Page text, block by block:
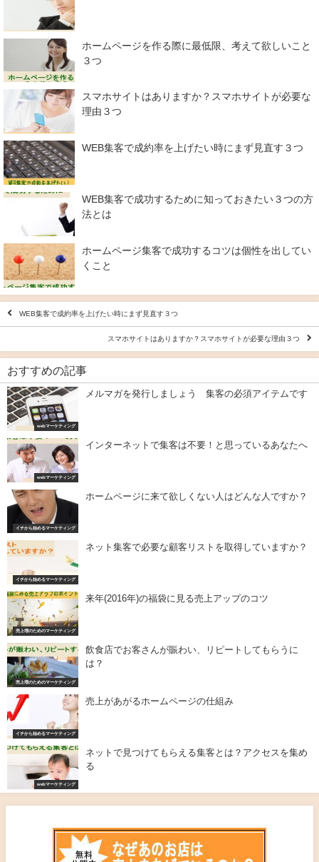
ホームページを作る際に最低限、考えて欲しいこと
３つ
スマホサイトはありますか？スマホサイトが必要な
理由３つ
WEB集客で成約率を上げたい時にまず見直す３つ
WEB集客で成功するために知っておきたい３つの方
法とは
ホームページ集客で成功するコツは個性を出してい
くこと
WEB集客で成約率を上げたい時にまず見直す３つ
スマホサイトはありますか？スマホサイトが必要な理由３つ
おすすめの記事
webマーケティング
メルマガを発行しましょう 集客の必須アイテムです
webマーケティング
インターネットで集客は不要！と思っているあなたへ
イチから始めるマーケティング
ホームページに来て欲しくない人はどんな人ですか？
イチから始めるマーケティング
ネット集客で必要な顧客リストを取得していますか？
売上増のためのマーケティング
来年(2016年)の福袋に見る売上アップのコツ
売上増のためのマーケティング
飲食店でお客さんが賑わい、リピートしてもらうに
は？
イチから始めるマーケティング
売上があがるホームページの仕組み
webマーケティング
ネットで見つけてもらえる集客とは？アクセスを集め
る